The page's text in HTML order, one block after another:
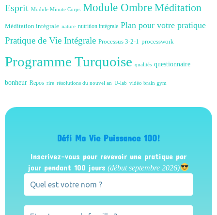
Esprit Module Minute Corps Module Ombre Méditation
Méditation intégrale nature nutrition intégrale Plan pour votre pratique
Pratique de Vie Intégrale Processus 3-2-1 processwork
Programme Turquoise qualités questionnaire
bonheur Repos rire résolutions du nouvel an U-lab vidéo brain gym
Défi Ma Vie Puissance 100!
Inscrivez-vous pour revevoir une pratique par
jour pendant 100 jours (début septembre 2026)